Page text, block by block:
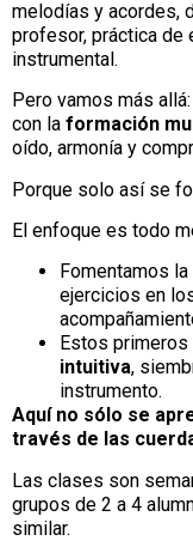
melodías y acordes,
profesor, práctica de
instrumental.
Pero vamos más
con la formación
oído, armonía y
Porque solo así se
El enfoque es todo
Fomentamos la
ejercicios en
Estos
intuitiva,
instrumento.
Aquí no sólo se
través de las
Las clases son
grupos de 2 a 4
similar.